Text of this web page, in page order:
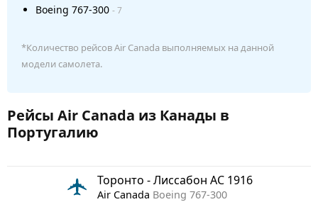
Boeing 767-300 - 7
*Количество рейсов Air Canada выполняемых на данной
модели самолета.
Рейсы Air Canada из Канады в
Португалию
Торонто - Лиссабон AC 1916
Air Canada Boeing 767-300